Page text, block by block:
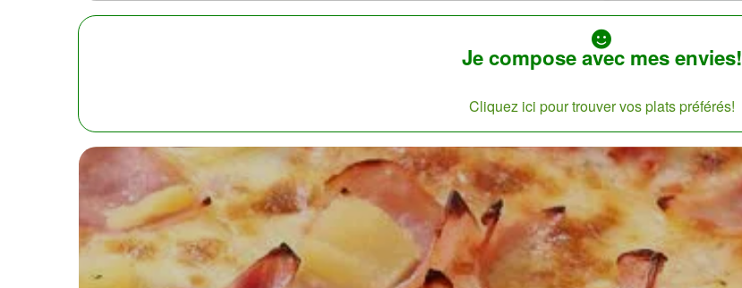
Je compose avec mes envies!
Cliquez ici pour trouver vos plats préférés!